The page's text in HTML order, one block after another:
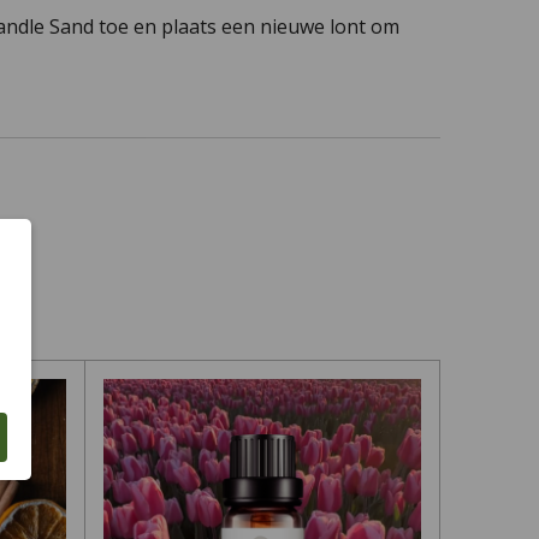
Sand toe en plaats een nieuwe lont om